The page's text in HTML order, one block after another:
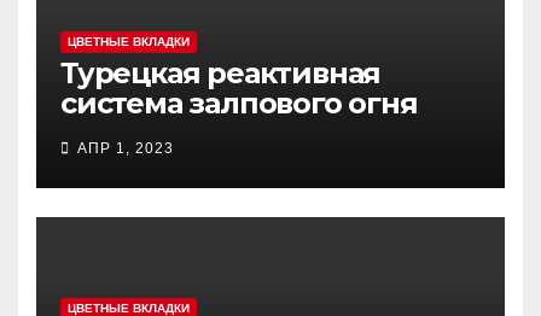
ЦВЕТНЫЕ ВКЛАДКИ
Турецкая реактивная
система залпового огня
АПР 1, 2023
ЦВЕТНЫЕ ВКЛАДКИ